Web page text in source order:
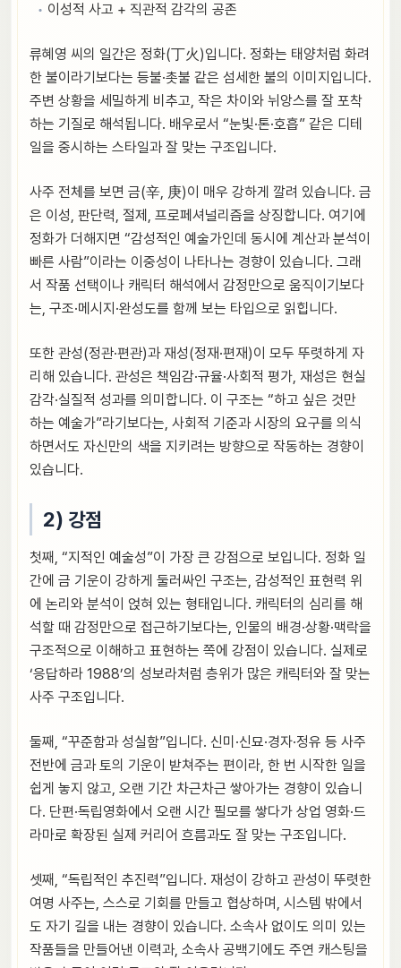
이성적 사고 + 직관적 감각의 공존
류혜영 씨의 일간은 정화(丁火)입니다. 정화는 태양처럼 화려
한 불이라기보다는 등불·촛불 같은 섬세한 불의 이미지입니다.
주변 상황을 세밀하게 비추고, 작은 차이와 뉘앙스를 잘 포착
하는 기질로 해석됩니다. 배우로서 “눈빛·톤·호흡” 같은 디테
일을 중시하는 스타일과 잘 맞는 구조입니다.
사주 전체를 보면 금(辛, 庚)이 매우 강하게 깔려 있습니다. 금
은 이성, 판단력, 절제, 프로페셔널리즘을 상징합니다. 여기에
정화가 더해지면 “감성적인 예술가인데 동시에 계산과 분석이
빠른 사람”이라는 이중성이 나타나는 경향이 있습니다. 그래
서 작품 선택이나 캐릭터 해석에서 감정만으로 움직이기보다
는, 구조·메시지·완성도를 함께 보는 타입으로 읽힙니다.
또한 관성(정관·편관)과 재성(정재·편재)이 모두 뚜렷하게 자
리해 있습니다. 관성은 책임감·규율·사회적 평가, 재성은 현실
감각·실질적 성과를 의미합니다. 이 구조는 “하고 싶은 것만
하는 예술가”라기보다는, 사회적 기준과 시장의 요구를 의식
하면서도 자신만의 색을 지키려는 방향으로 작동하는 경향이
있습니다.
2) 강점
첫째, “지적인 예술성”이 가장 큰 강점으로 보입니다. 정화 일
간에 금 기운이 강하게 둘러싸인 구조는, 감성적인 표현력 위
에 논리와 분석이 얹혀 있는 형태입니다. 캐릭터의 심리를 해
석할 때 감정만으로 접근하기보다는, 인물의 배경·상황·맥락을
구조적으로 이해하고 표현하는 쪽에 강점이 있습니다. 실제로
‘응답하라 1988’의 성보라처럼 층위가 많은 캐릭터와 잘 맞는
사주 구조입니다.
둘째, “꾸준함과 성실함”입니다. 신미·신묘·경자·정유 등 사주
전반에 금과 토의 기운이 받쳐주는 편이라, 한 번 시작한 일을
쉽게 놓지 않고, 오랜 기간 차근차근 쌓아가는 경향이 있습니
다. 단편·독립영화에서 오랜 시간 필모를 쌓다가 상업 영화·드
라마로 확장된 실제 커리어 흐름과도 잘 맞는 구조입니다.
셋째, “독립적인 추진력”입니다. 재성이 강하고 관성이 뚜렷한
여명 사주는, 스스로 기회를 만들고 협상하며, 시스템 밖에서
도 자기 길을 내는 경향이 있습니다. 소속사 없이도 의미 있는
작품들을 만들어낸 이력과, 소속사 공백기에도 주연 캐스팅을